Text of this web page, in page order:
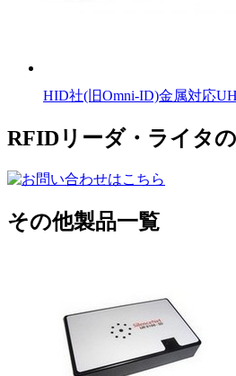
HID社(旧Omni-ID)金属対応
RFIDリーダ・ライタ
その他製品一覧